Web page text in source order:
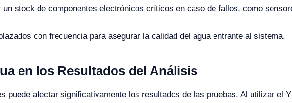
un stock de componentes electrónicos críticos en caso de fallos, como
con frecuencia para asegurar la calidad del agua entrante al sistema.
en los Resultados del Análisis
puede afectar significativamente los resultados de las pruebas. Al utilizar el